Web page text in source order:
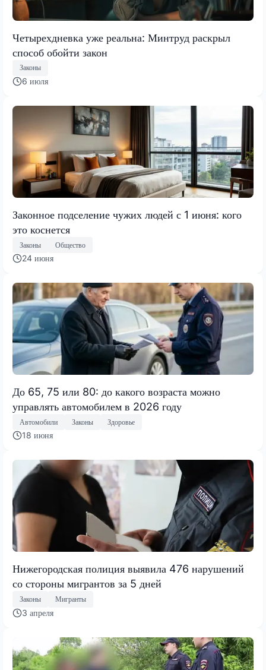
Четырехдневка уже реальна: Минтруд раскрыл
способ обойти закон
Законы
6 июля
Законное подселение чужих людей с 1 июня: кого
это коснется
Законы Общество
24 июня
До 65, 75 или 80: до какого возраста можно
управлять автомобилем в 2026 году
Автомобили Законы Здоровье
18 июня
Нижегородская полиция выявила 476 нарушений
со стороны мигрантов за 5 дней
Законы Мигранты
3 апреля